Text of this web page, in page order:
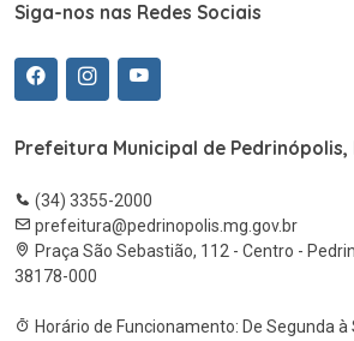
Siga-nos nas Redes Sociais
Prefeitura Municipal de Pedrinópolis,
(34) 3355-2000
prefeitura@pedrinopolis.mg.gov.br
Praça São Sebastião, 112 - Centro -
38178-000
Horário de Funcionamento: De Segunda